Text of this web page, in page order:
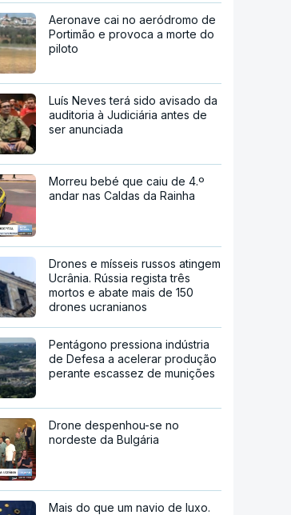
Aeronave cai no aeródromo de
Portimão e provoca a morte do
piloto
Luís Neves terá sido avisado da
auditoria à Judiciária antes de
ser anunciada
Morreu bebé que caiu de 4.º
andar nas Caldas da Rainha
Drones e mísseis russos atingem
Ucrânia. Rússia regista três
mortos e abate mais de 150
drones ucranianos
Pentágono pressiona indústria
de Defesa a acelerar produção
perante escassez de munições
Drone despenhou-se no
nordeste da Bulgária
Mais do que um navio de luxo.